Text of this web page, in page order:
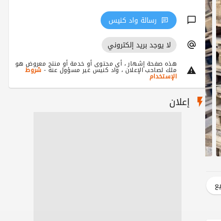
رسالة واد كنيس
لا يوجد بريد إلكتروني
هذه صفحة إشهار ، أي محتوى أو خدمة أو منتج معروض هو
ملك لصاحب الإعلان ، واد كنيس غير مسؤول عنه - شروط
الإستخدام
إعلان